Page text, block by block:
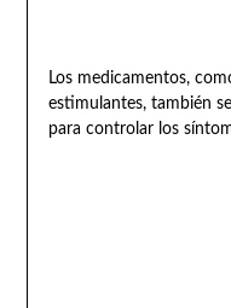
Los medicamentos,
estimulantes, también
para controlar los